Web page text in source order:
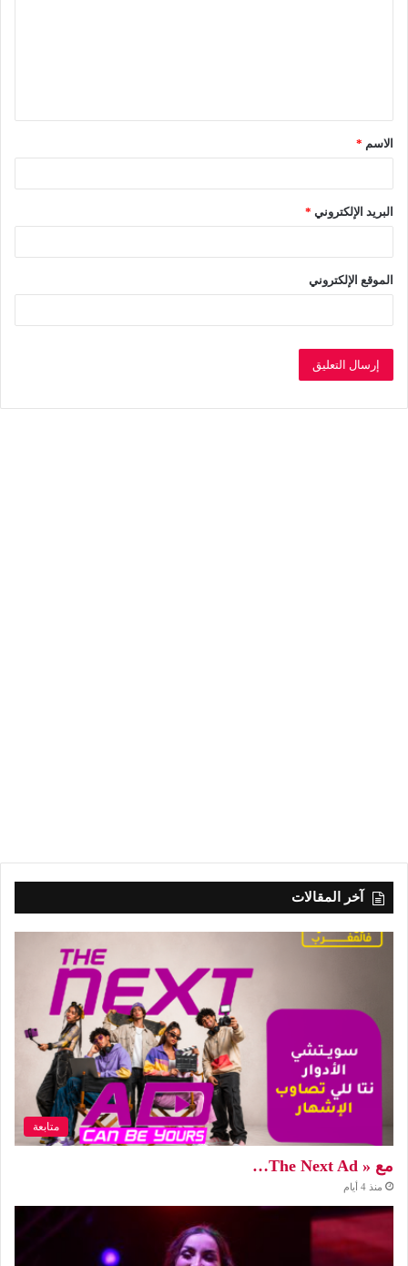
ق
*الاسم *
البريد الإلكتروني *
الموقع الإلكتروني
آخر المقالات
متابعة
مع « The Next Ad…
منذ 4 أيام